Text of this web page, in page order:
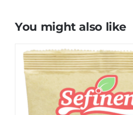
You might also like